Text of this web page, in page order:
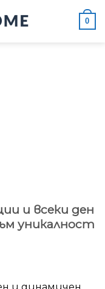
0
и всеки ден
уникалност